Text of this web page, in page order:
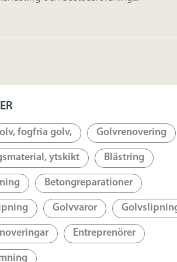
fogfria golv, Golvrenovering
ytskikt Blästring
Betongreparationer
Golvvaror
Entreprenörer